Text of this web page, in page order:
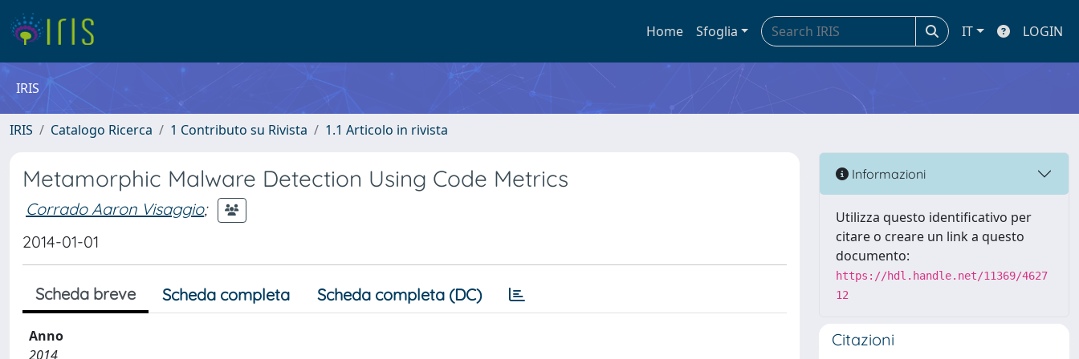
Home Sfoglia IT LOGIN
IRIS
IRIS Catalogo Ricerca 1 Contributo su Rivista 1.1 Articolo in rivista
Metamorphic Malware Detection Using Code Metrics
Corrado Aaron Visaggio;
2014-01-01
Scheda breve Scheda completa Scheda completa (DC)
Anno
2014
Informazioni
Utilizza questo identificativo per
citare o creare un link a questo
documento:
https://hdl.handle.net/11369/4627
12
Citazioni